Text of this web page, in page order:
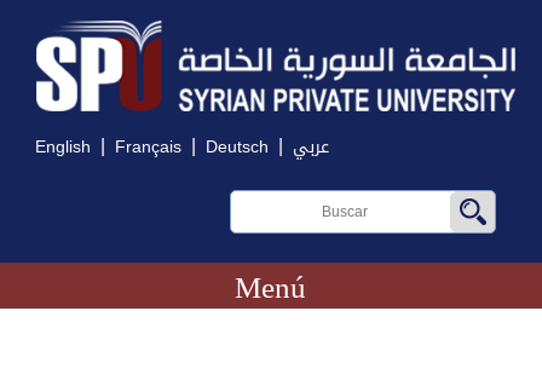
English | Français | Deutsch | عربي
Menú